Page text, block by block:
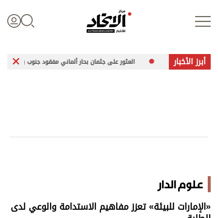
علوم الدار
اقتصاد
أبرز الأخبار العثور على جثمان بحار ألماني مفقود جنوب بحر إيجه
علوم الدار
«الإمارات للبيئة» تعزز مفاهيم الاستدامة والوعي لدى